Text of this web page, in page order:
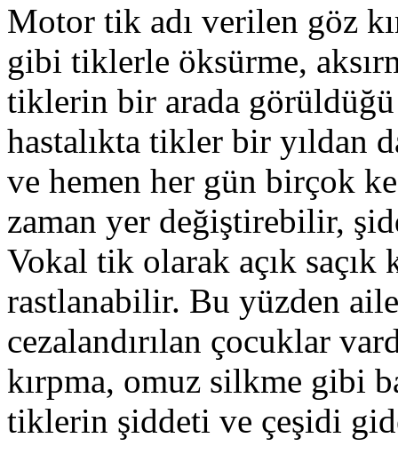
Motor tik adı verilen göz
gibi tiklerle öksürme,
tiklerin bir arada
hastalıkta tikler bir yıldan
ve hemen her gün birçok
zaman yer değiştirebilir,
Vokal tik olarak açık saçık
rastlanabilir. Bu yüzden
cezalandırılan çocuklar
kırpma, omuz silkme gibi
tiklerin şiddeti ve çeşidi